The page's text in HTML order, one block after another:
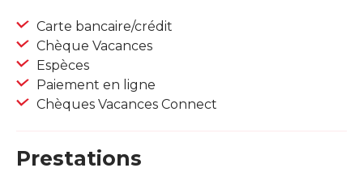
Carte bancaire/crédit
Chèque Vacances
Espèces
Paiement en ligne
Chèques Vacances Connect
Prestations